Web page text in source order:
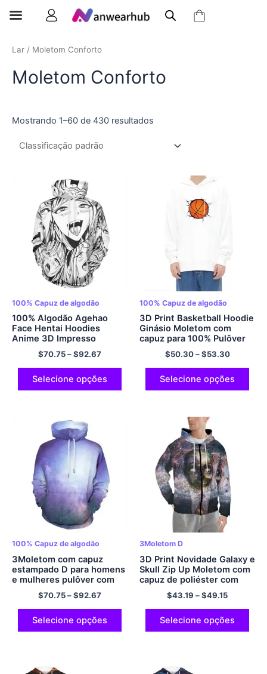
Lar / Moletom Conforto
Moletom Conforto
Mostrando 1–60 de 430 resultados
100% Capuz de algodão
100% Algodão Agehao
Face Hentai Hoodies
Anime 3D Impresso
Pulôver Hoodies
$70.75–$92.67
Selecione opções
100% Capuz de algodão
3D Print Basketball Hoodie
Ginásio Moletom com
capuz para 100% Pulôver
com capuz de algodão
aconchegante, confortável
e macio para homens e
mulheres multicolorido
$50.30–$53.30
Selecione opções
100% Capuz de algodão
3Moletom com capuz
estampado D para homens
e mulheres pulôver com
capuz Galaxy Cool Novity
Hoodies 100% Algodão
$70.75–$92.67
Selecione opções
3Moletom D
3D Print Novidade Galaxy e
Skull Zip Up Moletom com
capuz de poliéster com
capuz Galaxy Moletom com
capuz legal
$43.19 –$49.15
Selecione opções